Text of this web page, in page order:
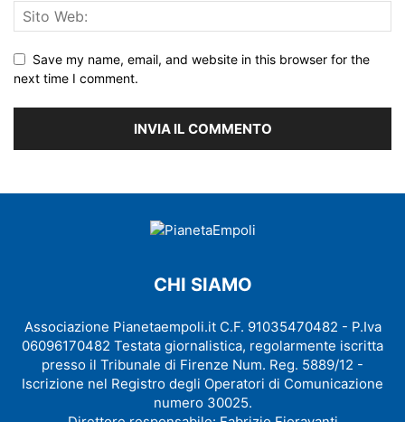
Save my name, email, and website in this browser for the
next time I comment.
CHI SIAMO
Associazione Pianetaempoli.it C.F. 91035470482 - P.Iva
06096170482 Testata giornalistica, regolarmente iscritta
presso il Tribunale di Firenze Num. Reg. 5889/12 -
Iscrizione nel Registro degli Operatori di Comunicazione
numero 30025.